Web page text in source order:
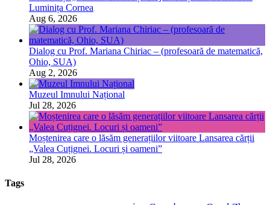
Luminița Cornea
Aug 6, 2026
Dialog cu Prof. Mariana Chiriac – (profesoară de matematică,
Ohio, SUA)
Aug 2, 2026
Muzeul Imnului Național
Jul 28, 2026
Moștenirea care o lăsăm generațiilor viitoare Lansarea cărții
„Valea Cuțignei. Locuri și oameni”
Jul 28, 2026
Tags